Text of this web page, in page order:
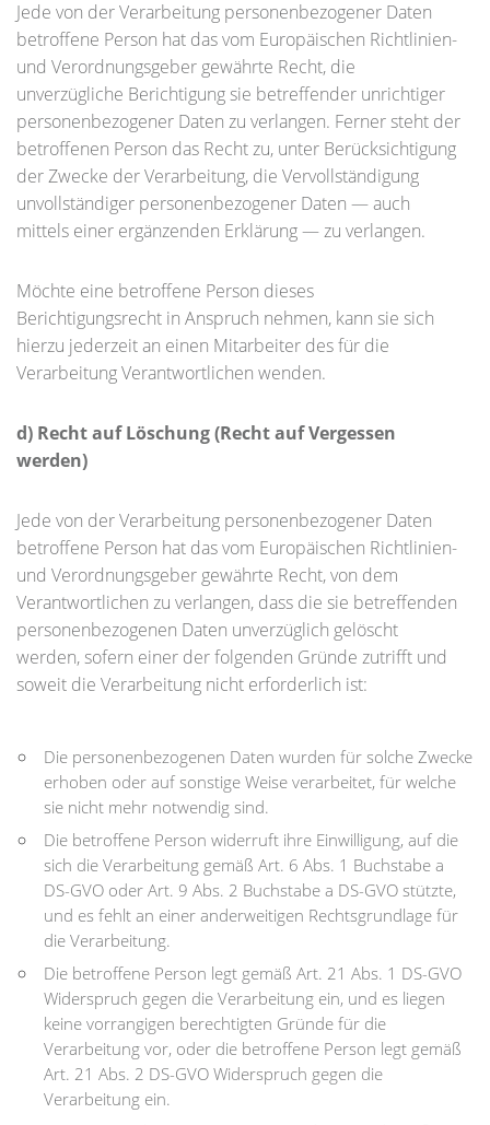
Jede von der Verarbeitung personenbezogener Daten
betroffene Person hat das vom Europäischen Richtlinien-
und Verordnungsgeber gewährte Recht, die
unverzügliche Berichtigung sie betreffender unrichtiger
personenbezogener Daten zu verlangen. Ferner steht der
betroffenen Person das Recht zu, unter Berücksichtigung
der Zwecke der Verarbeitung, die Vervollständigung
unvollständiger personenbezogener Daten — auch
mittels einer ergänzenden Erklärung — zu verlangen.
Möchte eine betroffene Person dieses
Berichtigungsrecht in Anspruch nehmen, kann sie sich
hierzu jederzeit an einen Mitarbeiter des für die
Verarbeitung Verantwortlichen wenden.
d) Recht auf Löschung (Recht auf Vergessen
werden)
Jede von der Verarbeitung personenbezogener Daten
betroffene Person hat das vom Europäischen Richtlinien-
und Verordnungsgeber gewährte Recht, von dem
Verantwortlichen zu verlangen, dass die sie betreffenden
personenbezogenen Daten unverzüglich gelöscht
werden, sofern einer der folgenden Gründe zutrifft und
soweit die Verarbeitung nicht erforderlich ist:
Die personenbezogenen Daten wurden für solche Zwecke
erhoben oder auf sonstige Weise verarbeitet, für welche
sie nicht mehr notwendig sind.
Die betroffene Person widerruft ihre Einwilligung, auf die
sich die Verarbeitung gemäß Art. 6 Abs. 1 Buchstabe a
DS-GVO oder Art. 9 Abs. 2 Buchstabe a DS-GVO stützte,
und es fehlt an einer anderweitigen Rechtsgrundlage für
die Verarbeitung.
Die betroffene Person legt gemäß Art. 21 Abs. 1 DS-GVO
Widerspruch gegen die Verarbeitung ein, und es liegen
keine vorrangigen berechtigten Gründe für die
Verarbeitung vor, oder die betroffene Person legt gemäß
Art. 21 Abs. 2 DS-GVO Widerspruch gegen die
Verarbeitung ein.